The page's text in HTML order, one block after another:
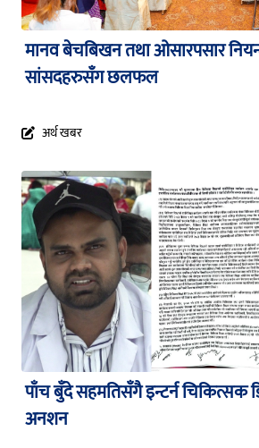
मानव बेचबिखन तथा ओसारपसार
सांसदहरुसँग छलफल
अर्थ खबर
पाँच बुँदे सहमतिसँगै इन्टर्न चिकित्सक
अनशन